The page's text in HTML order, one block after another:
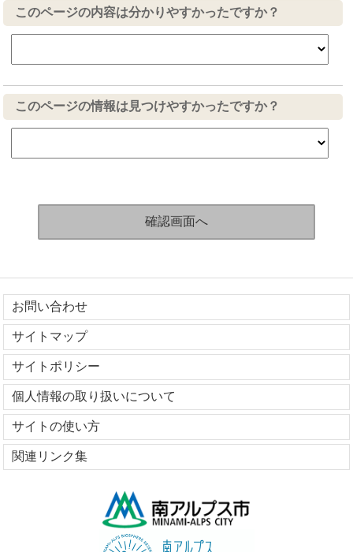
このページの内容は分かりやすかったですか？
このページの情報は見つけやすかったですか？
お問い合わせ
サイトマップ
サイトポリシー
個人情報の取り扱いについて
サイトの使い方
関連リンク集